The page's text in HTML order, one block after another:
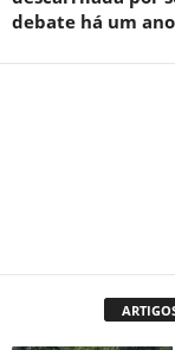
debate há um ano